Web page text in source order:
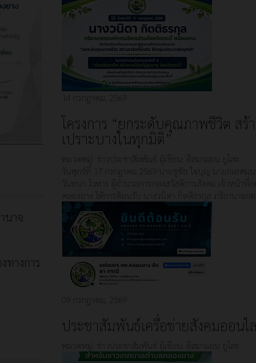
14 กรกฎาคม, 2569
โครงการ “ยกระดับคุณภาพชีวิต ส
เปราะบางในทุกมิติ”
หมวดหมู่: ข่าวประชาสัมพันธ์ ผู้เขียน:
อิสมาแอน ยูโสะ
วันศุกร์ที่ 17 กรกฎาคม 2569 นายชูชัย ใจบุญ นายกเทศม
วันทนา โวหาร ผู้อำนวยการกองสวัสดิการสังคม เจ้าหน้าที่
คลองยาง ให้การต้อนรับ นางวนิดา กิตติธรกุล ภริยานายก
09 กรกฎาคม, 2569
ประชาสัมพันธ์เครื่อข่ายสังคมออนไ
หมวดหมู่: ข่าวประชาสัมพันธ์ ผู้เขียน: อิสมาแอน ยูโสะ
นาจ
ทางการ